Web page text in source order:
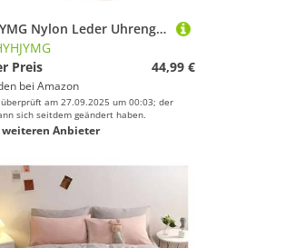
HYHJYMG Nylon Leder Uhrengurt für Uhr GT5 GT4 41mm Smart Armband Ersatz Armband Uhrenbands
Preis
44,99 €
bei Amazon
am 27.09.2025 um 00:03; der
sich seitdem geändert haben.
weiteren Anbieter